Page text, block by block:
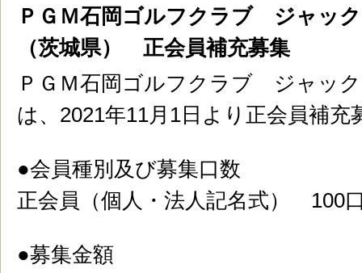
ＰＧＭ石岡ゴルフクラブ ジャッ
（茨城県） 正会員補充募集
ＰＧＭ石岡ゴルフクラブ ジャッ
は、2021年11月1日より正会員補充
●会員種別及び募集口数
正会員（個人・法人記名式） 100
●募集金額